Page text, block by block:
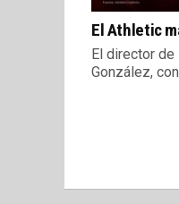
El Athletic
El director
González,